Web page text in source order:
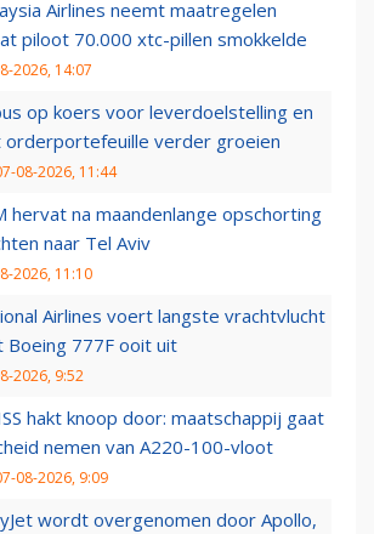
Airlines neemt maatregelen
piloot 70.000 xtc-pillen smokkelde
2026, 14:07
op koers voor leverdoelstelling en
orderportefeuille verder groeien
08-2026, 11:44
hervat na maandenlange opschorting
naar Tel Aviv
2026, 11:10
Airlines voert langste vrachtvlucht
Boeing 777F ooit uit
2026, 9:52
hakt knoop door: maatschappij gaat
nemen van A220-100-vloot
08-2026, 9:09
wordt overgenomen door Apollo,